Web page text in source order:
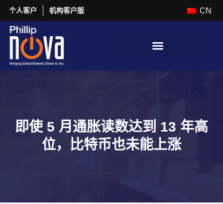
个人客户 机构客户版 CN
即使 5 月通胀读数达到 13 年高
位，比特币也未能上涨